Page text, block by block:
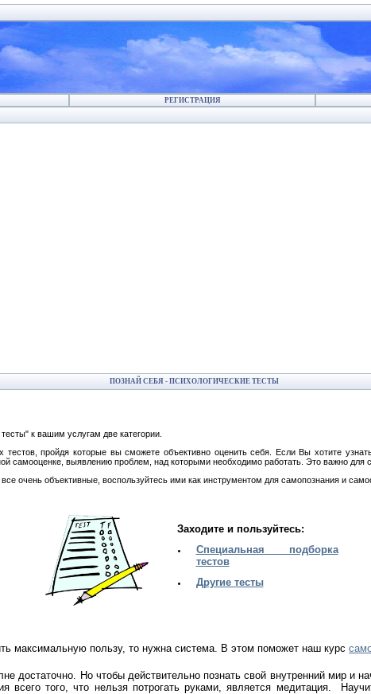
РЕГИСТРАЦИЯ
ПОЗНАЙ СЕБЯ - ПСИХОЛОГИЧЕСКИЕ ТЕСТЫ
к вашим услугам две категории.
тестов, пройдя которые вы сможете объективно оценить себя. Если Вы хотите
самооценке, выявлению проблем, над которыми необходимо работать. Это важно для
очень объективные, воспользуйтесь ими как инструментом для самопознания и
Заходите и пользуйтесь:
Специальная подборка
тестов
Другие тесты
максимальную пользу, то нужна система. В этом поможет наш курс
достаточно. Но чтобы действительно познать свой внутренний мир и
всего того, что нельзя потрогать руками, является медитация.